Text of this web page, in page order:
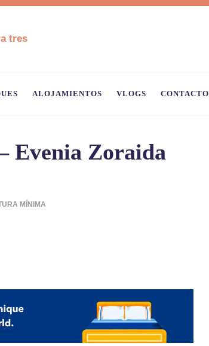
ALOJAMIENTOS VLOGS CONTACTO
Evenia Zoraida
MÍNIMA